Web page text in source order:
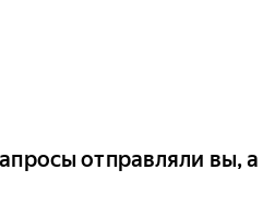
отправляли вы, а